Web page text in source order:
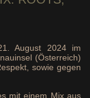
August 2024 im
(Österreich)
sowie gegen
mit einem Mix aus